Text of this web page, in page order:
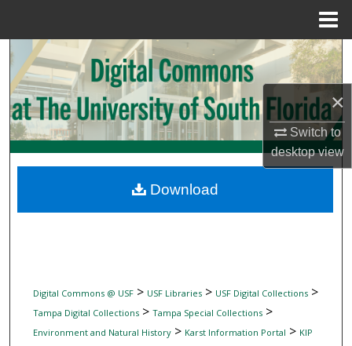
×
Switch to
desktopview
Search
Browse Collections
My Account
Digital Commons Network™
Digital Commons @ USF> USF Libraries> USF Digital Collections>
Tampa Digital Collections> Tampa Special Collections>
Environment and Natural History> Karst Information Portal > KIP
Download